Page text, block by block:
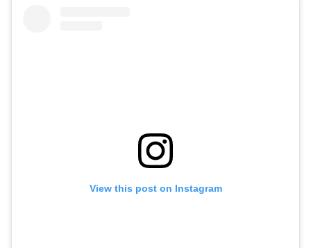
View this post on Instagram